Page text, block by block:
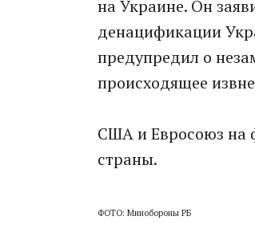
на Украине. Он
денацификации
предупредил о
происходящее
США и Евросоюз на
страны.
ФОТО: Минобороны РБ